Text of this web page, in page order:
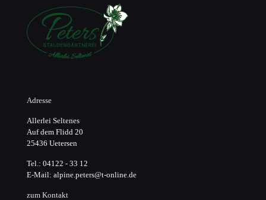
Adresse
Allerlei Seltenes
Auf dem Flidd 20
25436 Uetersen
Tel.: 04122 - 33 12
E-Mail: alpine.peters@t-online.de
zum Kontakt